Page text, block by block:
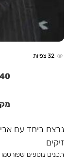
32 צפיות
נרצח ביחד עם
זיקים
תכנים נוספים שפורסמו